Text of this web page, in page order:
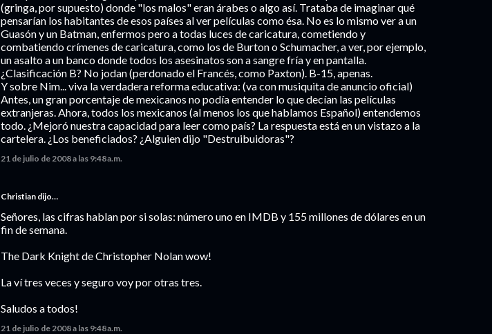
(gringa, por supuesto) donde "los malos" eran árabes o algo así. Trataba de imaginar qué
pensarían los habitantes de esos países al ver películas como ésa. No es lo mismo ver a un
Guasón y un Batman, enfermos pero a todas luces de caricatura, cometiendo y
combatiendo crímenes de caricatura, como los de Burton o Schumacher, a ver, por ejemplo,
un asalto a un banco donde todos los asesinatos son a sangre fría y en pantalla.
¿Clasificación B? No jodan (perdonado el Francés, como Paxton). B-15, apenas.
Y sobre Nim... viva la verdadera reforma educativa: (va con musiquita de anuncio oficial)
Antes, un gran porcentaje de mexicanos no podía entender lo que decían las películas
extranjeras. Ahora, todos los mexicanos (al menos los que hablamos Español) entendemos
todo. ¿Mejoró nuestra capacidad para leer como país? La respuesta está en un vistazo a la
cartelera. ¿Los beneficiados? ¿Alguien dijo "Destruibuidoras"?
21 de julio de 2008 a las 9:48 a.m.
Christian dijo…
Señores, las cifras hablan por si solas: número uno en IMDB y 155 millones de dólares en un
fin de semana.
The Dark Knight de Christopher Nolan wow!
La ví tres veces y seguro voy por otras tres.
Saludos a todos!
21 de julio de 2008 a las 9:48 a.m.